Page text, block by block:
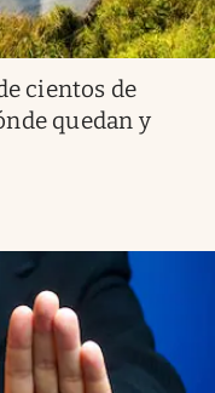
cientos de
quedan y